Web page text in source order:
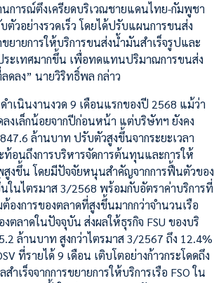
การณ์ตึงเครียดบริเวณชายแดนไทย-กัมพูชา
วอย่างรวดเร็ว โดยได้ปรับแผนการขนส่ง
ยายการให้บริการขนส่งน้ำมันสำเร็จรูปและ
ระเทศมากขึ้น เพื่อทดแทนปริมาณการขนส่ง
ดลง” นายวิริทธิ์พล กล่าว
ำเนินงานงวด 9 เดือนแรกของปี 2568 แม้ว่า
ลงเล็กน้อยจากปีก่อนหน้า แต่บริษัทฯ ยังคง
ล้านบาท ปรับตัวสูงขึ้นจากระยะเวลา
ท้อนถึงการบริหารจัดการต้นทุนและการให้
งขึ้น โดยมีปัจจัยหนุนสำคัญจากการฟื้นตัวของ
ในไตรมาส 3/2568 พร้อมกับอัตราค่าบริการที่
องการของตลาดที่สูงขึ้นมากกว่าจำนวนเรือ
ตลาดในปัจจุบัน ส่งผลให้ธุรกิจ FSU ของบริ
ล้านบาท สูงกว่าไตรมาส 3/2567 ถึง 12.4%
ที่รายได้ 9 เดือน เติบโตอย่างก้าวกระโดดถึง
ำเร็จจากการขยายการให้บริการเรือ FSO ใน